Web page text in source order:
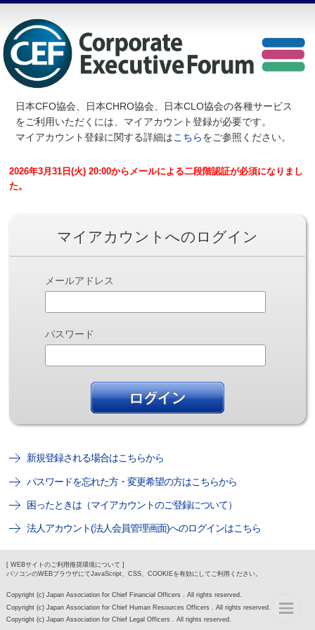
日本CFO協会、日本CHRO協会、日本CLO協会の各種サービス
をご利用いただくには、マイアカウント登録が必要です。
マイアカウント登録に関する詳細はこちらをご参照ください。
2026年3月31日(火) 20:00からメールによる二段階認証が必須になりまし
た。
マイアカウントへのログイン
メールアドレス
パスワード
新規登録される場合はこちらから
パスワードを忘れた方・変更希望の方はこちらから
困ったときは（マイアカウントのご登録について）
法人アカウント(法人会員管理画面)へのログインはこちら
[ WEBサイトのご利用推奨環境について ]
パソコンのWEBブラウザにてJavaScript、CSS、COOKIEを有効にしてご利用ください。
Copyright (c) Japan Association for Chief Financial Officers . All rights reserved.
Copyright (c) Japan Association for Chief Human Resources Officers . All rights reserved.
Copyright (c) Japan Association for Chief Legal Officers . All rights reserved.